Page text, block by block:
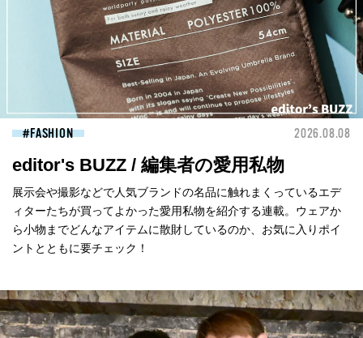
FASHION 2026.08.08
editor's BUZZ / 編集者の愛用私物
展示会や撮影などで人気ブランドの名品に触れまくっているエデ
ィターたちが買ってよかった愛用私物を紹介する連載。ウェアか
ら小物までどんなアイテムに散財しているのか、お気に入りポイ
ントとともに要チェック！